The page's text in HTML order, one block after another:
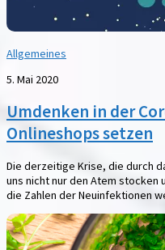
Allgemeines
5. Mai 2020
Umdenken in der
Onlineshops setzen
Die derzeitige Krise, die durch
uns nicht nur den Atem stocken
die Zahlen der Neuinfektionen